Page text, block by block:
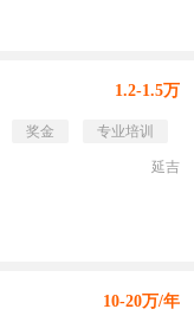
1.2-1.5万
奖金 专业培训
延吉
10-20万/年